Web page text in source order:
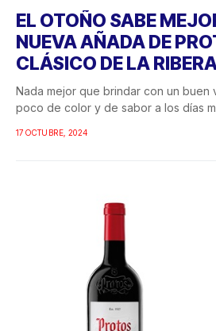
EL OTOÑO SABE
NUEVA AÑADA DE
CLÁSICO DE LA
Nada mejor que brindar con un buen
poco de color y de sabor a los días
17 OCTUBRE, 2024